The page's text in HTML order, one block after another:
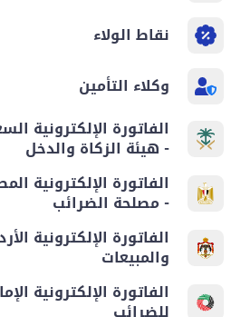
نقاط الولاء
وكلاء التأمين
الفاتورة الإلكترونية
- هيئة الزكاة والدخل
الفاتورة الإلكترونية
- مصلحة الضرائب
الفاتورة الإلكترونية
والمبيعات
الفاتورة الإلكترونية